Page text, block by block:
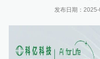
发布日期：